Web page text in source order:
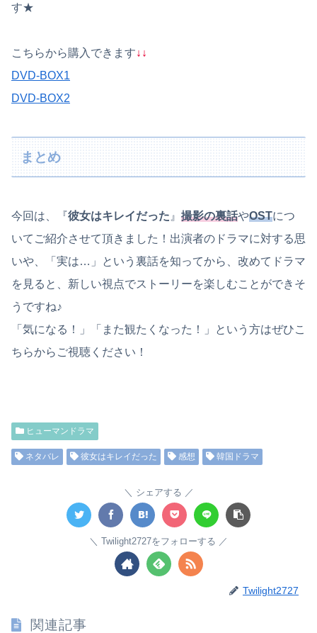
す★
こちらから購入できます↓↓
DVD-BOX1
DVD-BOX2
まとめ
今回は、『彼女はキレイだった 』 撮影の裏話やOSTにつ
いてご紹介させて頂きました！出演者のドラマに対する思
いや、「実は…」という裏話を知ってから、改めてドラマ
を見ると、新しい視点でストーリーを楽しむことができそ
うですね♪
「気になる！」「また観たくなった！」という方はぜひこ
ちらからご視聴ください！
ヒューマンドラマ
ネタバレ 彼女はキレイだった 感想 韓国ドラマ
シェアする
Twilight2727をフォローする
Twilight2727
関連記事